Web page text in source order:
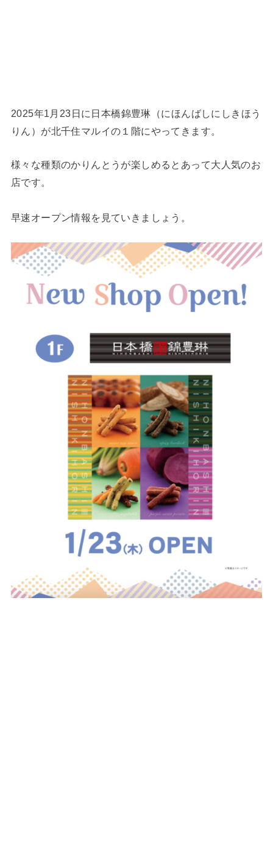
2025年1月23日に日本橋錦豊琳（にほんばしにしきほう
りん）が北千住マルイの１階にやってきます。
様々な種類のかりんとうが楽しめるとあって大人気のお
店です。
早速オープン情報を見ていきましょう。